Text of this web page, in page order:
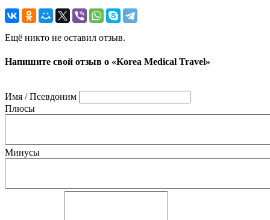
Ещё никто не оставил отзыв.
Напишите свой отзыв о «Korea Medical Travel»
Имя / Псевдоним
Плюсы
Минусы